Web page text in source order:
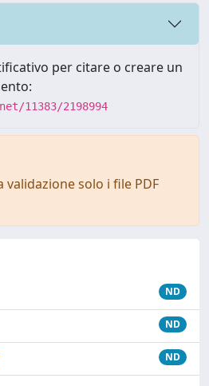
per citare o creare un
11383/2198994
validazione solo i file PDF
ND
ND
ND